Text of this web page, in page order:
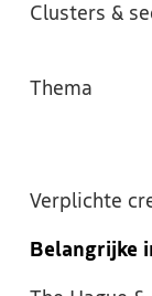
Clusters &
Thema
Verplichte
Belangrijke